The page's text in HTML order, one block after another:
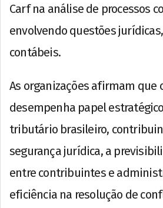
Carf na análise de processos
envolvendo questões
contábeis.
As organizações afirmam que
desempenha papel
tributário brasileiro,
segurança jurídica, a
entre contribuintes e
eficiência na resolução de